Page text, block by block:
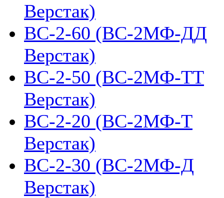
Верстак)
ВС-2-60 (ВС-2МФ-ДД
Верстак)
ВС-2-50 (ВС-2МФ-ТТ
Верстак)
ВС-2-20 (ВС-2МФ-Т
Верстак)
ВС-2-30 (ВС-2МФ-Д
Верстак)